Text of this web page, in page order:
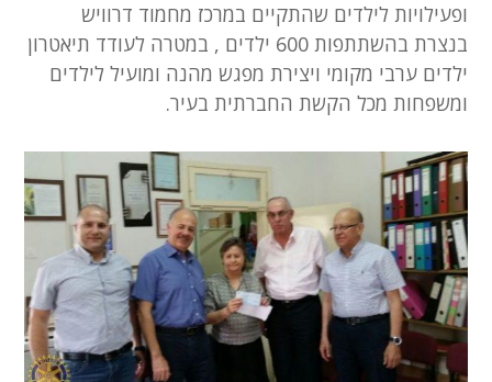
ופעילויות לילדים שהתקיים במרכז מחמוד דרוויש
בנצרת בהשתתפות 600 ילדים , במטרה לעודד תיאטרון
ילדים ערבי מקומי ויצירת מפגש מהנה ומועיל לילדים
ומשפחות מכל הקשת החברתית בעיר.